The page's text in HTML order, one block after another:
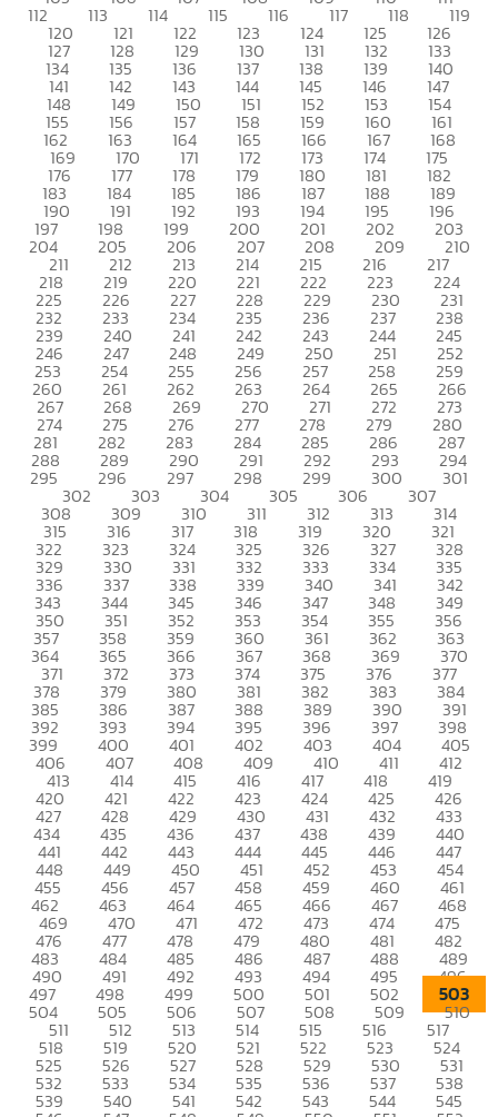
112 113 114 115 116 117 118 119
120 121 122 123 124 125 126
127 128 129 130 131 132 133
134 135 136 137 138 139 140
141 142 143 144 145 146 147
148 149 150 151 152 153 154
155 156 157 158 159 160 161
162 163 164 165 166 167 168
169 170 171 172 173 174 175
176 177 178 179 180 181 182
183 184 185 186 187 188 189
190 191 192 193 194 195 196
197 198 199 200 201 202 203
204 205 206 207 208 209 210
211 212 213 214 215 216 217
218 219 220 221 222 223 224
225 226 227 228 229 230 231
232 233 234 235 236 237 238
239 240 241 242 243 244 245
246 247 248 249 250 251 252
253 254 255 256 257 258 259
260 261 262 263 264 265 266
267 268 269 270 271 272 273
274 275 276 277 278 279 280
281 282 283 284 285 286 287
288 289 290 291 292 293 294
295 296 297 298 299 300 301
302 303 304 305 306 307
308 309 310 311 312 313 314
315 316 317 318 319 320 321
322 323 324 325 326 327 328
329 330 331 332 333 334 335
336 337 338 339 340 341 342
343 344 345 346 347 348 349
350 351 352 353 354 355 356
357 358 359 360 361 362 363
364 365 366 367 368 369 370
371 372 373 374 375 376 377
378 379 380 381 382 383 384
385 386 387 388 389 390 391
392 393 394 395 396 397 398
399 400 401 402 403 404 405
406 407 408 409 410 411 412
413 414 415 416 417 418 419
420 421 422 423 424 425 426
427 428 429 430 431 432 433
434 435 436 437 438 439 440
441 442 443 444 445 446 447
448 449 450 451 452 453 454
455 456 457 458 459 460 461
462 463 464 465 466 467 468
469 470 471 472 473 474 475
476 477 478 479 480 481 482
483 484 485 486 487 488 489
490 491 492 493 494 495 496
497 498 499 500 501 502 503
504 505 506 507 508 509 510
511 512 513 514 515 516 517
518 519 520 521 522 523 524
525 526 527 528 529 530 531
532 533 534 535 536 537 538
539 540 541 542 543 544 545